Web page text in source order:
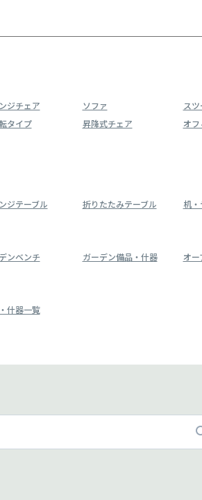
ジチェア ソファ
ス
タイプ 昇降式チェア
オ
ジテーブル 折りたたみテーブル 机
ンベンチ ガーデン備品・什器 オ
什器一覧